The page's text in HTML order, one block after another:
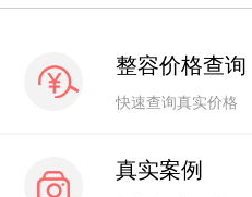
整容价格查询
快速查询真实价格
真实案例